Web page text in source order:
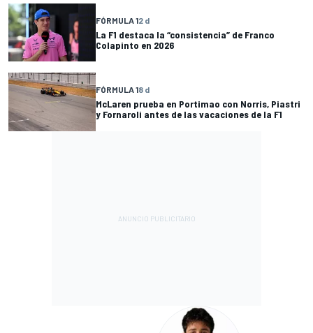
FÓRMULA 12 d
La F1 destaca la “consistencia” de Franco
Colapinto en 2026
FÓRMULA 18 d
McLaren prueba en Portimao con Norris, Piastri
y Fornaroli antes de las vacaciones de la F1